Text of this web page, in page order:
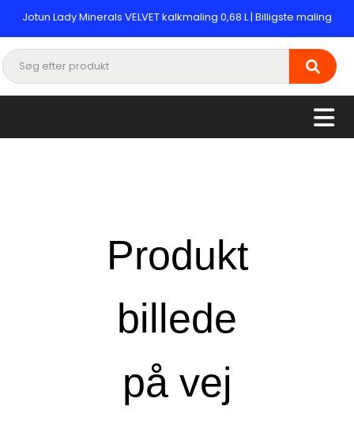
Jotun Lady Minerals VELVET kalkmaling 0,68 L | Billigste maling